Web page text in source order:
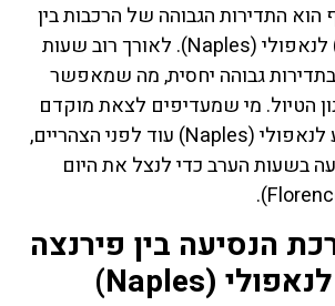
הוא התדירות הגבוהה של הרכבות בין
פירנצה (Florence) לנאפולי (Naples). לאורך רוב שעות
בתדירות גבוהה יחסית, מה שמאפשר
הטיול. מי שמעדיפים לצאת מוקדם
בבוקר יכולים להגיע לנאפולי (Naples) עוד לפני הצהריים,
בשעות הערב כדי לנצל את היום
הנסיעה בין פירנצה